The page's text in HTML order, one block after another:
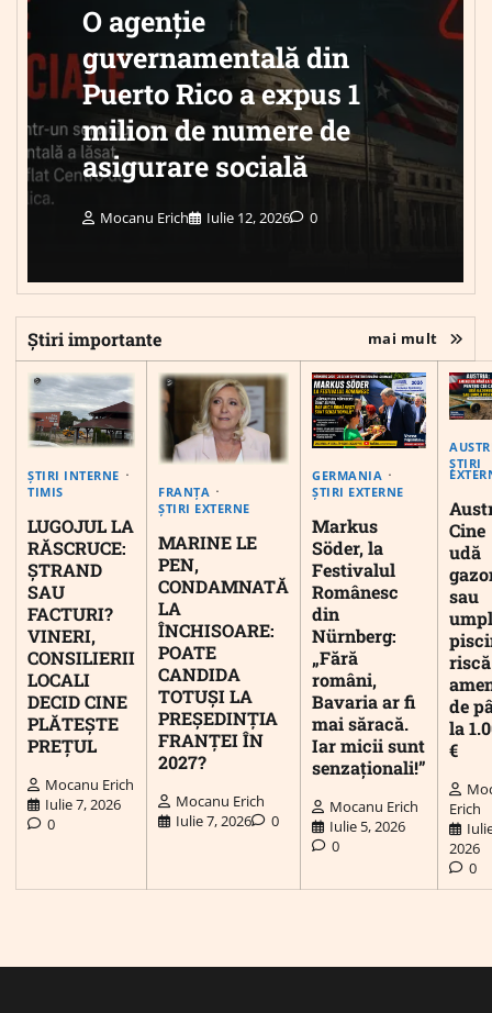
O agenție
guvernamentală din
Puerto Rico a expus 1
milion de numere de
asigurare socială
Mocanu Erich Iulie 12, 2026 0
Știri importante mai mult
ȘTIRI INTERNE
TIMIS
LUGOJUL LA
RĂSCRUCE:
ȘTRAND
SAU
FACTURI?
VINERI,
CONSILIERII
LOCALI
DECID CINE
PLĂTEȘTE
PREȚUL
Mocanu Erich
Iulie 7, 2026
0
FRANȚA
ȘTIRI EXTERNE
MARINE LE
PEN,
CONDAMNATĂ
LA
ÎNCHISOARE:
POATE
CANDIDA
TOTUȘI LA
PREȘEDINȚIA
FRANȚEI ÎN
2027?
Mocanu Erich
Iulie 7, 2026
0
GERMANIA
ȘTIRI EXTERNE
Markus
Söder, la
Festivalul
Românesc
din
Nürnberg:
„Fără
români,
Bavaria ar fi
mai săracă.
Iar micii sunt
senzaționali!”
Mocanu Erich
Iulie 5, 2026
0
ȘTIRI
Cine
udă
sau
riscă
de
la
€
Erich
2026
0